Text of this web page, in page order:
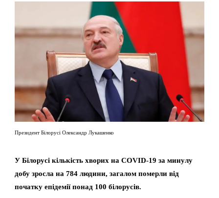
Президент Білорусі Олександр Лукашенко
У Білорусі кількість хворих на COVID-19 за минулу
добу зросла на 784 людини, загалом померли від
початку епідемії понад 100 білорусів.